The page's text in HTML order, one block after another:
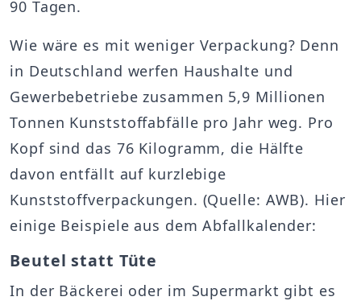
90 Tagen.
Wie wäre es mit weniger Verpackung? Denn
in Deutschland werfen Haushalte und
Gewerbebetriebe zusammen 5,9 Millionen
Tonnen Kunststoffabfälle pro Jahr weg. Pro
Kopf sind das 76 Kilogramm, die Hälfte
davon entfällt auf kurzlebige
Kunststoffverpackungen. (Quelle: AWB). Hier
einige Beispiele aus dem Abfallkalender:
Beutel statt Tüte
In der Bäckerei oder im Supermarkt gibt es